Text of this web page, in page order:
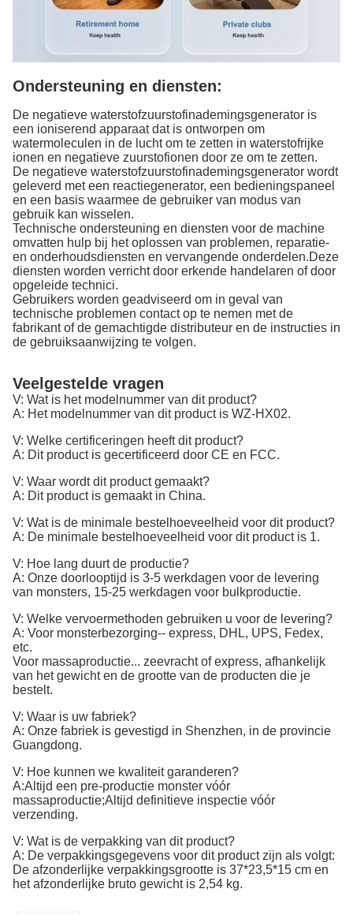
Ondersteuning en diensten:
De negatieve waterstofzuurstofinademingsgenerator is
een ioniserend apparaat dat is ontworpen om
watermoleculen in de lucht om te zetten in waterstofrijke
ionen en negatieve zuurstofionen door ze om te zetten.
De negatieve waterstofzuurstofinademingsgenerator wordt
geleverd met een reactiegenerator, een bedieningspaneel
en een basis waarmee de gebruiker van modus van
gebruik kan wisselen.
Technische ondersteuning en diensten voor de machine
omvatten hulp bij het oplossen van problemen, reparatie-
en onderhoudsdiensten en vervangende onderdelen.Deze
diensten worden verricht door erkende handelaren of door
opgeleide technici.
Gebruikers worden geadviseerd om in geval van
technische problemen contact op te nemen met de
fabrikant of de gemachtigde distributeur en de instructies in
de gebruiksaanwijzing te volgen.
Veelgestelde vragen
V: Wat is het modelnummer van dit product?
A: Het modelnummer van dit product is WZ-HX02.
V: Welke certificeringen heeft dit product?
A: Dit product is gecertificeerd door CE en FCC.
V: Waar wordt dit product gemaakt?
A: Dit product is gemaakt in China.
V: Wat is de minimale bestelhoeveelheid voor dit product?
A: De minimale bestelhoeveelheid voor dit product is 1.
V: Hoe lang duurt de productie?
A: Onze doorlooptijd is 3-5 werkdagen voor de levering
van monsters, 15-25 werkdagen voor bulkproductie.
V: Welke vervoermethoden gebruiken u voor de levering?
A: Voor monsterbezorging-- express, DHL, UPS, Fedex,
etc.
Voor massaproductie... zeevracht of express, afhankelijk
van het gewicht en de grootte van de producten die je
bestelt.
V: Waar is uw fabriek?
A: Onze fabriek is gevestigd in Shenzhen, in de provincie
Guangdong.
V: Hoe kunnen we kwaliteit garanderen?
A:Altijd een pre-productie monster vóór
massaproductie;Altijd definitieve inspectie vóór
verzending.
V: Wat is de verpakking van dit product?
A: De verpakkingsgegevens voor dit product zijn als volgt:
De afzonderlijke verpakkingsgrootte is 37*23,5*15 cm en
het afzonderlijke bruto gewicht is 2,54 kg.